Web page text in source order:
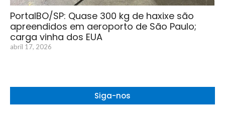
PortalBO/SP: Quase 300 kg de haxixe são
apreendidos em aeroporto de São Paulo;
carga vinha dos EUA
abril 17, 2026
Siga-nos